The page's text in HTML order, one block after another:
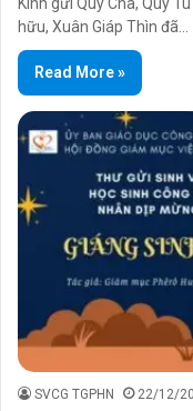
Kính gửi Quý Cha, Quý
hữu, Xuân Giáp Thìn đã…
Read More »
SVCG TGPHN 22/12/